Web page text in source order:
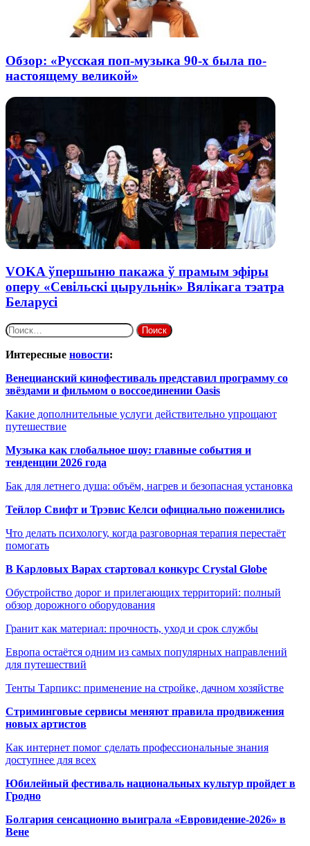
Обзор: «Русская поп-музыка 90-х была по-
настоящему великой»
VOKA ўпершыню пакажа ў прамым эфіры
оперу «Севільскі цырульнік» Вялікага тэатра
Беларусі
Найти:
Интересные новости:
Венецианский кинофестиваль представил программу со
звёздами и фильмом о воссоединении Oasis
Какие дополнительные услуги действительно упрощают
путешествие
Музыка как глобальное шоу: главные события и
тенденции 2026 года
Бак для летнего душа: объём, нагрев и безопасная установка
Тейлор Свифт и Трэвис Келси официально поженились
Что делать психологу, когда разговорная терапия перестаёт
помогать
В Карловых Варах стартовал конкурс Crystal Globe
Обустройство дорог и прилегающих территорий: полный
обзор дорожного оборудования
Гранит как материал: прочность, уход и срок службы
Европа остаётся одним из самых популярных направлений
для путешествий
Тенты Тарпикс: применение на стройке, дачном хозяйстве
Стриминговые сервисы меняют правила продвижения
новых артистов
Как интернет помог сделать профессиональные знания
доступнее для всех
Юбилейный фестиваль национальных культур пройдет в
Гродно
Болгария сенсационно выиграла «Евровидение-2026» в
Вене